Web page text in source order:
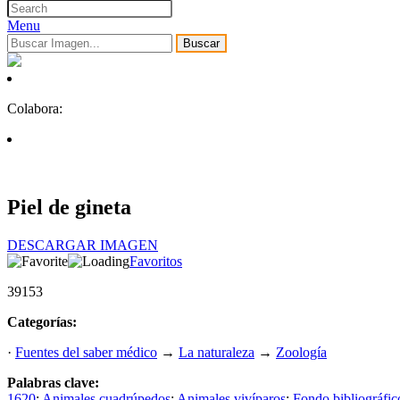
Menu
Buscar
Colabora:
Piel de gineta
DESCARGAR IMAGEN
Favoritos
39153
Categorías:
· Fuentes del saber médico → La naturaleza → Zoología
Palabras clave: